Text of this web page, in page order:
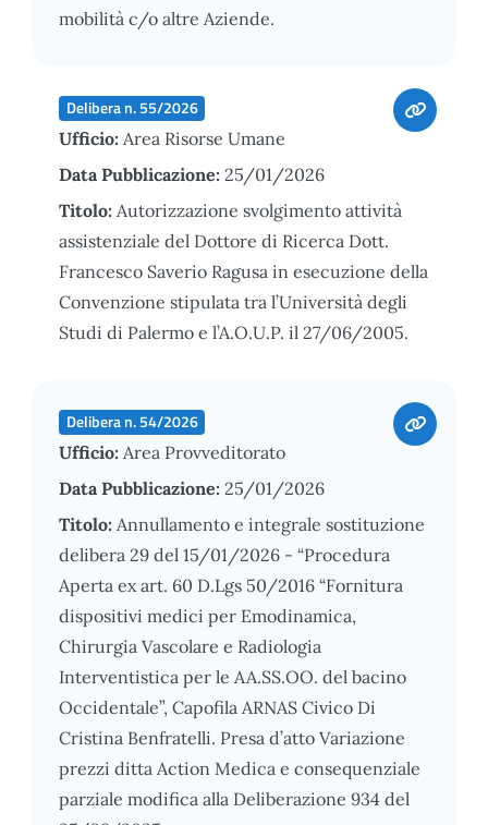
mobilità c/o altre Aziende.
Delibera n. 55/2026
Ufficio: Area Risorse Umane
Data Pubblicazione: 25/01/2026
Titolo: Autorizzazione svolgimento attività
assistenziale del Dottore di Ricerca Dott.
Francesco Saverio Ragusa in esecuzione della
Convenzione stipulata tra l’Università degli
Studi di Palermo e l’A.O.U.P. il 27/06/2005.
Delibera n. 54/2026
Ufficio: Area Provveditorato
Data Pubblicazione: 25/01/2026
Titolo: Annullamento e integrale sostituzione
delibera 29 del 15/01/2026 - “Procedura
Aperta ex art. 60 D.Lgs 50/2016 “Fornitura
dispositivi medici per Emodinamica,
Chirurgia Vascolare e Radiologia
Interventistica per le AA.SS.OO. del bacino
Occidentale”, Capofila ARNAS Civico Di
Cristina Benfratelli. Presa d’atto Variazione
prezzi ditta Action Medica e consequenziale
parziale modifica alla Deliberazione 934 del